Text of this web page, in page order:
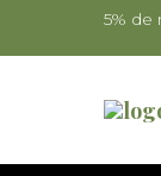
5% de